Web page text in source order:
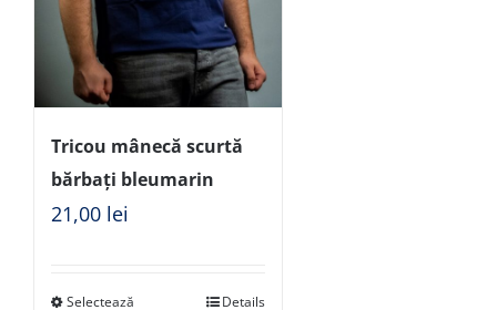
Tricou mânecă scurtă
bărbați bleumarin
21,00 lei
Selectează Details